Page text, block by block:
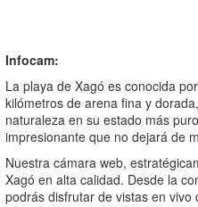
Infocam:
La playa de Xagó es conocida
kilómetros de arena fina y
naturaleza en su estado más
impresionante que no dejará de
Nuestra cámara web,
Xagó en alta calidad. Desde la
podrás disfrutar de vistas en